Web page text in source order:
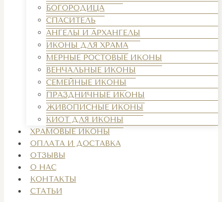
БОГОРОДИЦА
СПАСИТЕЛЬ
АНГЕЛЫ И АРХАНГЕЛЫ
ИКОНЫ ДЛЯ ХРАМА
МЕРНЫЕ РОСТОВЫЕ ИКОНЫ
ВЕНЧАЛЬНЫЕ ИКОНЫ
СЕМЕЙНЫЕ ИКОНЫ
ПРАЗДНИЧНЫЕ ИКОНЫ
ЖИВОПИСНЫЕ ИКОНЫ
КИОТ ДЛЯ ИКОНЫ
ХРАМОВЫЕ ИКОНЫ
ОПЛАТА И ДОСТАВКА
ОТЗЫВЫ
О НАС
КОНТАКТЫ
СТАТЬИ